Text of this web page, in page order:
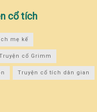
cổ tích
mẹ kế
cổ Grimm
Truyện cổ tích dân gian